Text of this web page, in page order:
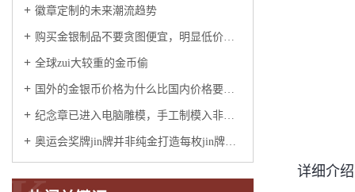
徽章定制的未来潮流趋势
​购买金银制品不要贪图便宜，明显低价就会被骗
全球zui大较重的金币偷
国外的金银币价格为什么比国内价格要低吗
纪念章已进入电脑雕模，手工制模入非物质文化遗产
奥运会奖牌jin牌并非纯金打造每枚jin牌黄金只有6克其余的为白银
详细介